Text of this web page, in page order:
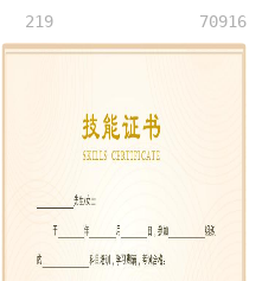
219 70916